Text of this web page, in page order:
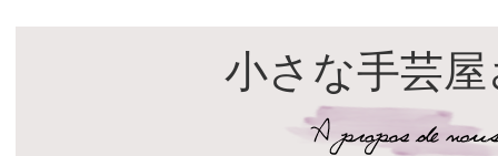
小さな手芸